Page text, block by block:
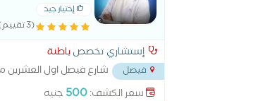
إختيار جيد
(3 تقييم)
إستشاري تخصصباطنة
فيصل شارع فيصل اول العشرين
سعر الكشف:500 جنيه